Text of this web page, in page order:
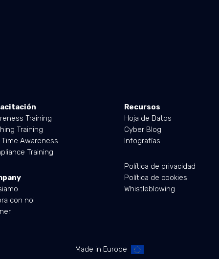
Training
Training
Time Awareness
Training
con noi
Recursos
Hoja de Datos
Cyber Blog
Infografías
Política de privacidad
Política de cookies
Whistleblowing
Made in Europe